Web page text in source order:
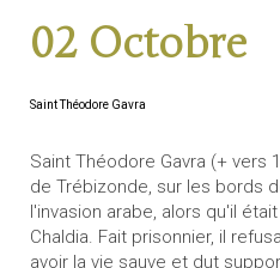
02 Octobre
Saint Théodore Gavra
Saint Théodore Gavra (+ vers
de Trébizonde, sur les bords
l'invasion arabe, alors qu'il
Chaldia. Fait prisonnier, il
avoir la vie sauve et dut